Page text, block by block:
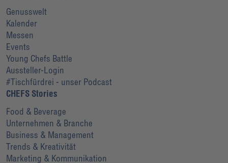
Genusswelt
Kalender
Messen
Events
Young Chefs Battle
Aussteller-Login
#Tischfürdrei - unser Podcast
CHEFS Stories
Food & Beverage
Unternehmen & Branche
Business & Management
Trends & Kreativität
Marketing & Kommunikation